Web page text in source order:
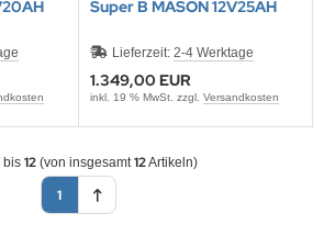
Super B MASON 12V25AH
Lieferzeit: 2-4 Werktage
1.349,00 EUR
inkl. 19 % MwSt. zzgl. Versandkosten
bis 12 (von insgesamt12Artikeln)
1